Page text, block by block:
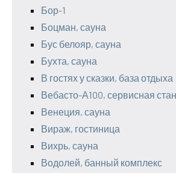
Бор-1
Боцман, сауна
Бус белояр, сауна
Бухта, сауна
В гостях у сказки, база отдыха
Вебасто-А100, сервисная
Венеция, сауна
Вираж, гостиница
Вихрь, сауна
Водолей, банный комплекс